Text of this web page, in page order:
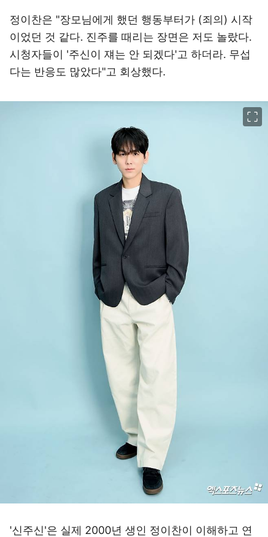
정이찬은 "장모님에게 했던 행동부터가 (죄의) 시작
이었던 것 같다. 진주를 때리는 장면은 저도 놀랐다.
시청자들이 '주신이 쟤는 안 되겠다'고 하더라. 무섭
다는 반응도 많았다"고 회상했다.
'신주신'은 실제 2000년 생인 정이찬이 이해하고 연